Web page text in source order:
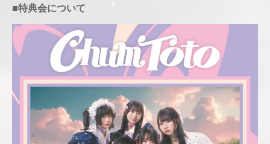
■特典会について